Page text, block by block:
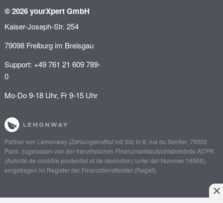
© 2026 yourXpert GmbH
Kaiser-Joseph-Str. 254
79098 Freiburg im Breisgau
Support: +49 761 21 609 789-
0
Mo-Do 9-18 Uhr, Fr 9-15 Uhr
Partner von Lemonway(Zahlungsinstitut mit Sitz in 8, rue du Sentier, 75002
Paris, zugelassen von der französischen Finanzmarktaufsichtsbehörde ACPR
(Autorité de contrôle prudentiel et de résolution) unter der Nummer 16568),
eingetragen im Register der Finanzdienstleister (Regafi)